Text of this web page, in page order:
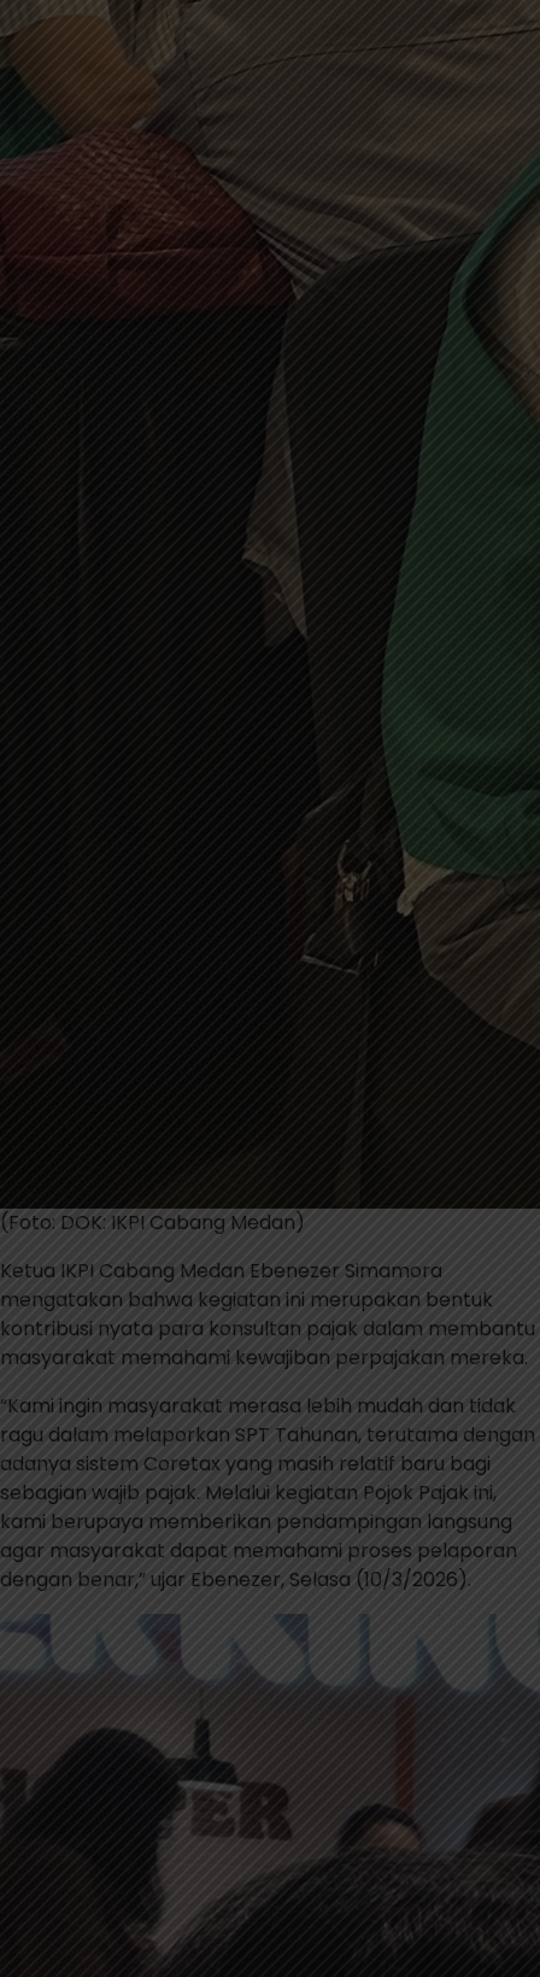
(Foto: DOK: IKPI Cabang Medan)
Ketua IKPI Cabang Medan Ebenezer Simamora
mengatakan bahwa kegiatan ini merupakan bentuk
kontribusi nyata para konsultan pajak dalam membantu
masyarakat memahami kewajiban perpajakan mereka.
“Kami ingin masyarakat merasa lebih mudah dan tidak
ragu dalam melaporkan SPT Tahunan, terutama dengan
adanya sistem Coretax yang masih relatif baru bagi
sebagian wajib pajak. Melalui kegiatan Pojok Pajak ini,
kami berupaya memberikan pendampingan langsung
agar masyarakat dapat memahami proses pelaporan
dengan benar,” ujar Ebenezer, Selasa (10/3/2026).